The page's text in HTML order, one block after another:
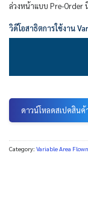
ล่วงหน้าแบบ Pre-Order
วิดีโอสาธิตการใช้งาน
ดาวน์โหลดสเปคสินค้
Category: Variable Area